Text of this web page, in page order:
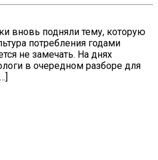
вновь подняли тему, которую
потребления годами
не замечать. На днях
в очередном разборе для